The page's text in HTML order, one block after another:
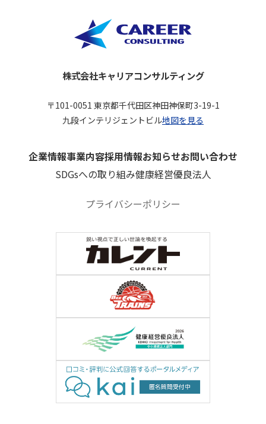
株式会社キャリアコンサルティング
〒101-0051 東京都千代田区神田神保町3-19-1
九段インテリジェントビル地図を見る
企業情報事業内容採用情報お知らせお問い合わせ
SDGsへの取り組み健康経営優良法人
プライバシーポリシー